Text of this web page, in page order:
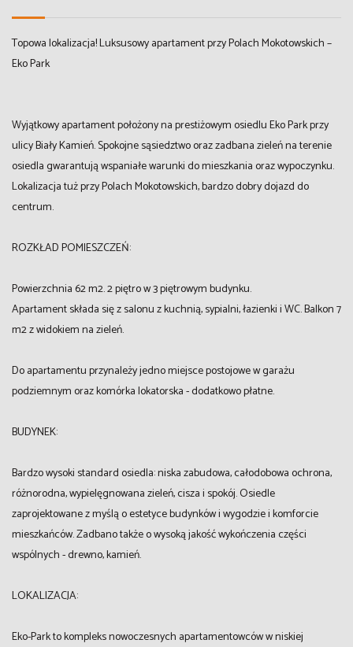
Topowa lokalizacja! Luksusowy apartament przy Polach Mokotowskich –
Eko Park
Wyjątkowy apartament położony na prestiżowym osiedlu Eko Park przy
ulicy Biały Kamień. Spokojne sąsiedztwo oraz zadbana zieleń na terenie
osiedla gwarantują wspaniałe warunki do mieszkania oraz wypoczynku.
Lokalizacja tuż przy Polach Mokotowskich, bardzo dobry dojazd do
centrum.
ROZKŁAD POMIESZCZEŃ:
Powierzchnia 62 m2. 2 piętro w 3 piętrowym budynku.
Apartament składa się z salonu z kuchnią, sypialni, łazienki i WC. Balkon 7
m2 z widokiem na zieleń.
Do apartamentu przynależy jedno miejsce postojowe w garażu
podziemnym oraz komórka lokatorska - dodatkowo płatne.
BUDYNEK:
Bardzo wysoki standard osiedla: niska zabudowa, całodobowa ochrona,
różnorodna, wypielęgnowana zieleń, cisza i spokój. Osiedle
zaprojektowane z myślą o estetyce budynków i wygodzie i komforcie
mieszkańców. Zadbano także o wysoką jakość wykończenia części
wspólnych - drewno, kamień.
LOKALIZACJA:
Eko-Park to kompleks nowoczesnych apartamentowców w niskiej